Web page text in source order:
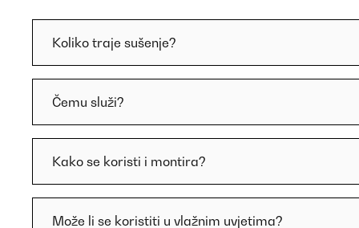
Koliko traje sušenje?
Čemu služi?
Kako se koristi i montira?
Može li se koristiti u vlažnim uvjetima?